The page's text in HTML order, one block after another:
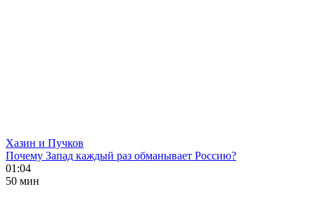
Хазин и Пучков
Почему Запад каждый раз обманывает Россию?
01:04
50 мин